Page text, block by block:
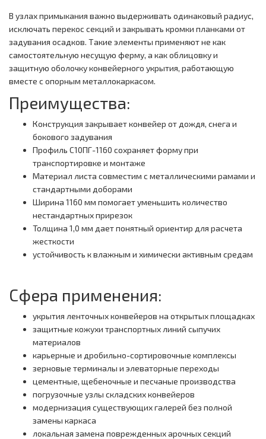
В узлах примыкания важно выдерживать одинаковый радиус,
исключать перекос секций и закрывать кромки планками от
задувания осадков. Такие элементы применяют не как
самостоятельную несущую ферму, а как облицовку и
защитную оболочку конвейерного укрытия, работающую
вместе с опорным металлокаркасом.
Преимущества:
Конструкция закрывает конвейер от дождя, снега и
бокового задувания
Профиль С10ПГ-1160 сохраняет форму при
транспортировке и монтаже
Материал листа совместим с металлическими рамами и
стандартными доборами
Ширина 1160 мм помогает уменьшить количество
нестандартных прирезок
Толщина 1,0 мм дает понятный ориентир для расчета
жесткости
устойчивость к влажным и химически активным средам
Сфера применения:
укрытия ленточных конвейеров на открытых площадках
защитные кожухи транспортных линий сыпучих
материалов
карьерные и дробильно-сортировочные комплексы
зерновые терминалы и элеваторные переходы
цементные, щебеночные и песчаные производства
погрузочные узлы складских конвейеров
модернизация существующих галерей без полной
замены каркаса
локальная замена поврежденных арочных секций